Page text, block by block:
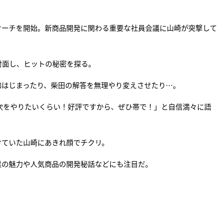
チを開始。新商品開発に関わる重要な社員会議に山崎が突撃して
し、ヒットの秘密を探る。
じまったり、柴田の解答を無理やり変えさせたり…。
やりたいくらい！好評ですから、ぜひ帯で！」と自信満々に語
いた山崎にあきれ顔でチクリ。
魅力や人気商品の開発秘話などにも注目だ。